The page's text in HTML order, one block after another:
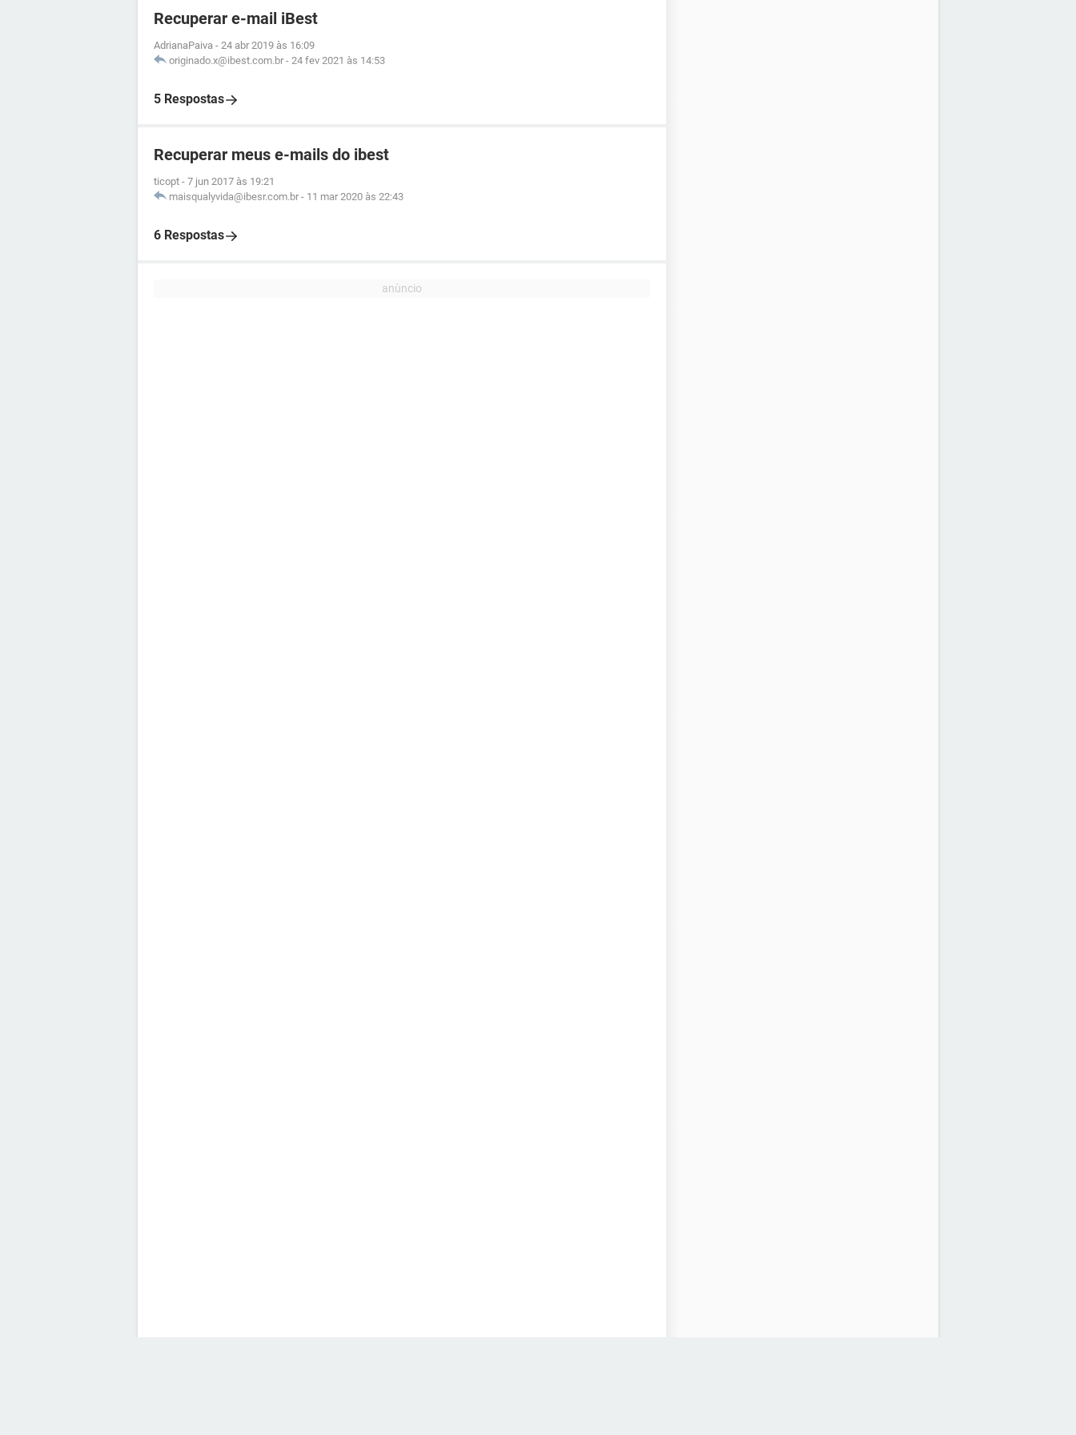
Recuperar e-mail iBest
AdrianaPaiva - 24 abr 2019 às 16:09
originado.x@ibest.com.br - 24 fev 2021 às 14:53
5 Respostas
Recuperar meus e-mails do ibest
ticopt - 7 jun 2017 às 19:21
maisqualyvida@ibesr.com.br - 11 mar 2020 às 22:43
6 Respostas